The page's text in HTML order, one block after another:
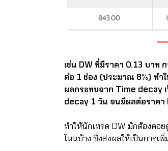
เช่น DW ที่มีราคา 0.13 บาท
ต่อ 1 ช่อง (ประมาณ 8%) ทำ
ผลกระทบจาก Time decay
decay 1 วัน จนมีผลต่อราคา
ทำให้นักเทรด DW มักต้องคอ
ไหนบ้าง ซึ่งส่งผลให้เป็นการเ